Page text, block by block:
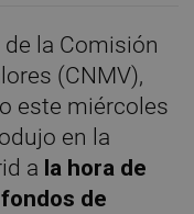
de la Comisión
(CNMV),
este miércoles
en la
a la hora de
de